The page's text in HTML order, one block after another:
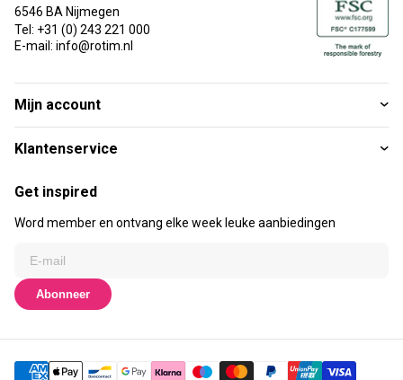
6546 BA Nijmegen
Tel: +31 (0) 243 221 000
E-mail: info@rotim.nl
Mijn account
Klantenservice
Get inspired
Word member en ontvang elke week leuke aanbiedingen
Abonneer